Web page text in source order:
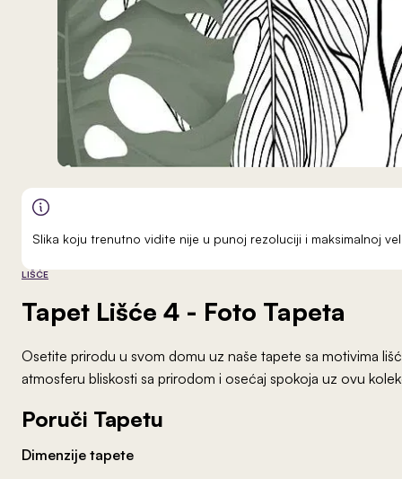
Slika koju trenutno vidite nije u punoj rezoluciji i maksimalnoj
LIŠĆE
Tapet Lišće 4 - Foto Tapeta
Osetite prirodu u svom domu uz naše tapete sa motivima
atmosferu bliskosti sa prirodom i osećaj spokoja uz ovu
Poruči Tapetu
Dimenzije tapete